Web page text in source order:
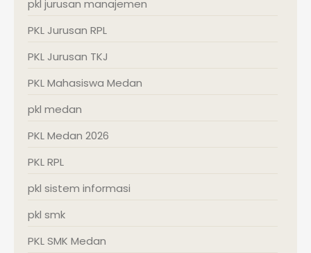
pkl jurusan manajemen
PKL Jurusan RPL
PKL Jurusan TKJ
PKL Mahasiswa Medan
pkl medan
PKL Medan 2026
PKL RPL
pkl sistem informasi
pkl smk
PKL SMK Medan